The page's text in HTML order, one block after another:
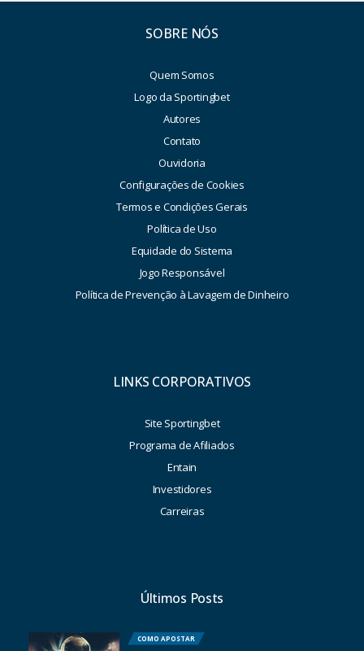
SOBRE NÓS
Quem Somos
Logo da Sportingbet
Autores
Contato
Ouvidoria
Configurações de Cookies
Termos e Condições Gerais
Política de Uso
Equidade do Sistema
Jogo Responsável
Política de Prevenção à Lavagem de Dinheiro
LINKS CORPORATIVOS
Site Sportingbet
Programa de Afiliados
Entain
Investidores
Carreiras
Últimos Posts
COMO APOSTAR